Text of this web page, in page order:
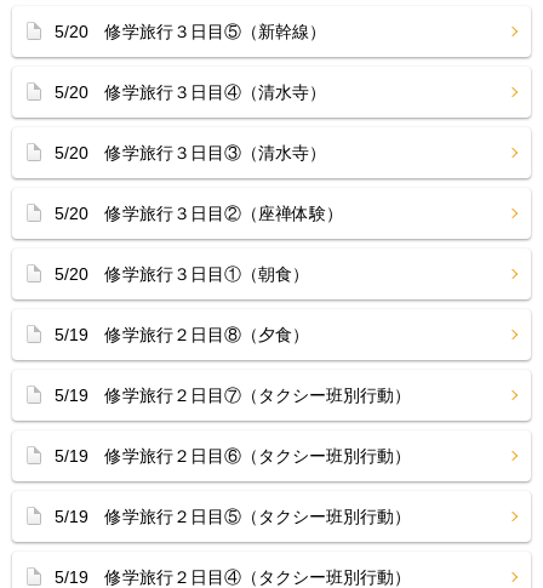
5/20 修学旅行３日目⑤（新幹線）
5/20 修学旅行３日目④（清水寺）
5/20 修学旅行３日目③（清水寺）
5/20 修学旅行３日目②（座禅体験）
5/20 修学旅行３日目①（朝食）
5/19 修学旅行２日目⑧（夕食）
5/19 修学旅行２日目⑦（タクシー班別行動）
5/19 修学旅行２日目⑥（タクシー班別行動）
5/19 修学旅行２日目⑤（タクシー班別行動）
5/19 修学旅行２日目④（タクシー班別行動）